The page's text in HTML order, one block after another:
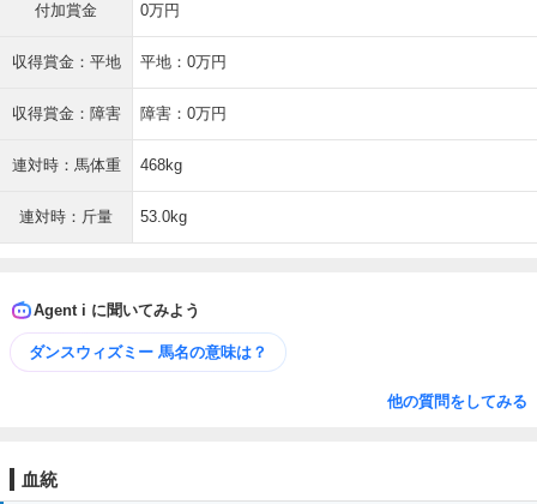
付加賞金 0万円
収得賞金：平地 平地：0万円
収得賞金：障害 障害：0万円
連対時：馬体重 468kg
連対時：斤量 53.0kg
Agent i に聞いてみよう
ダンスウィズミー 馬名の意味は？
他の質問をしてみる
血統